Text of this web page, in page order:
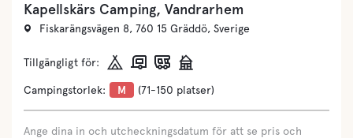
Kapellskärs Camping, Vandrarhem
Fiskarängsvägen 8, 760 15 Gräddö, Sverige
Tillgängligt för:
Campingstorlek: M (71-150 platser)
Ange dina in och utcheckningsdatum för att se pris och